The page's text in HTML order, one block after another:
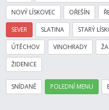
NOVÝ LÍSKOVEC OŘEŠÍN
SEVER SLATINA STARÝ
ÚTĚCHOV VINOHRADY
ŽIDENICE
SNÍDANĚ POLEDNÍ MENU